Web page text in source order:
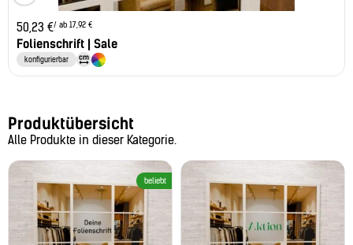
50,23 €/ ab 17,92 €
Folienschrift | Sale
konfigurierbar
Produktübersicht
Alle Produkte in dieser Kategorie.
beliebt